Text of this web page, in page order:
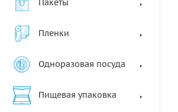
Пакеты
Пленки
Одноразовая посуда
Пищевая упаковка